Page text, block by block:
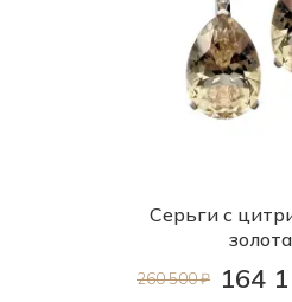
Серьги с
золота
260 500 ₽ 164